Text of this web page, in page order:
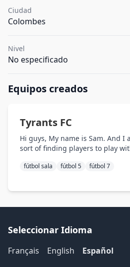
Ciudad
Colombes
Nivel
No especificado
Equipos creados
Tyrants FC
Hi guys, My name is Sam. And I
sort of finding players to play
fútbol sala fútbol 5 fútbol 7
Seleccionar Idioma
Français English Español